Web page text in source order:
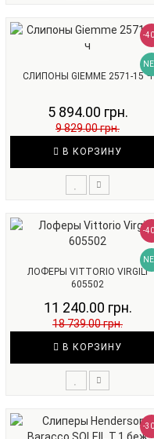
-
СЛИПОНЫ GIEMME 2571-15 Ч
5 894.00 грн.
9 829.00 грн.
В КОРЗИНУ
-
ЛОФЕРЫ VITTORIO VIRGILI
605502
11 240.00 грн.
18 739.00 грн.
В КОРЗИНУ
-